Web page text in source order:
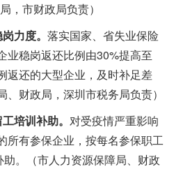
，市财政局负责）
力度。 落实国家、省失业保险
业稳岗返还比例由30%提高至
返还的大型企业，及时补足差
财政局，深圳市税务局负责）
培训补助。 对受疫情严重影响
所有参保企业，按每名参保职工
。（市人力资源保障局、财政